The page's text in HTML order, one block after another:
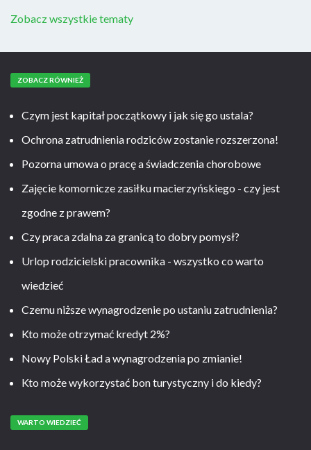
Zobacz wszystkie tematy
ZOBACZ RÓWNIEŻ
Czym jest kapitał początkowy i jak się go ustala?
Ochrona zatrudnienia rodziców zostanie rozszerzona!
Pozorna umowa o pracę a świadczenia chorobowe
Zajęcie komornicze zasiłku macierzyńskiego - czy jest
zgodne z prawem?
Czy praca zdalna za granicą to dobry pomysł?
Urlop rodzicielski pracownika - wszystko co warto
wiedzieć
Czemu niższe wynagrodzenie po ustaniu zatrudnienia?
Kto może otrzymać kredyt 2%?
Nowy Polski Ład a wynagrodzenia po zmianie!
Kto może wykorzystać bon turystyczny i do kiedy?
WARTO WIEDZIEĆ